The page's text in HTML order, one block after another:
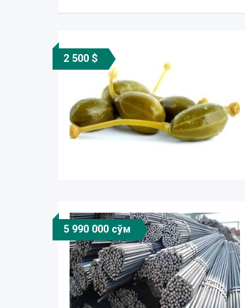
2 500 $
5 990 000 сўм